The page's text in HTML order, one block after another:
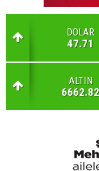
DOLAR
47.71
ALTIN
6662.82